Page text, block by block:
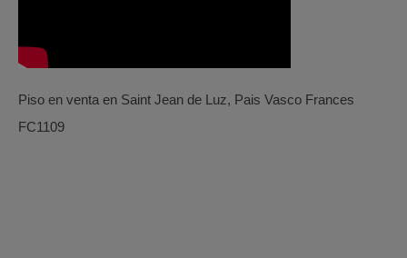
Piso en venta en Saint Jean de Luz, Pais Vasco Frances
FC1109